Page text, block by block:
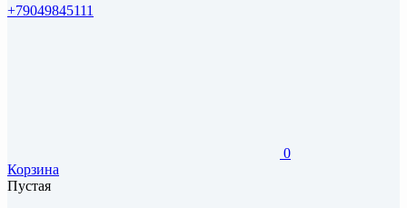
+79049845111
0
Корзина
Пустая